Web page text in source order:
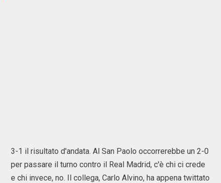
3-1 il risultato d'andata. Al San Paolo occorrerebbe un 2-0
per passare il turno contro il Real Madrid, c'è chi ci crede
e chi invece, no. Il collega, Carlo Alvino, ha appena twittato